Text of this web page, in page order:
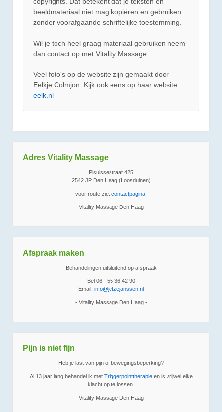
beeldmateriaal niet mag kopiëren en gebruiken
zonder voorafgaande schriftelijke toestemming.
Wil je toch heel graag materiaal gebruiken neem
dan contact op met Vitality Massage.
Veel foto's op de website zijn gemaakt door
Eelkje Colmjon. Kijk ook eens op haar website
eelk.nl
Adres Vitality Massage
Pisuissestraat 425
2542 JP Den Haag (Loosduinen)
voor route zie: contactpagina
– Vitality Massage Den Haag –
Afspraak maken
Behandelingen uitsluitend op afspraak
Bel 06 - 55 36 42 90
Email: info@jetzejanssen.nl
- Vitality Massage Den Haag -
Pijn is niet fijn
Heb je last van pijn of bewegingsbeperking?
Al 13 jaar lang behandel ik met Triggerpointtherapieen is vrijwel elke
klacht op te lossen.
– Vitality Massage Den Haag –